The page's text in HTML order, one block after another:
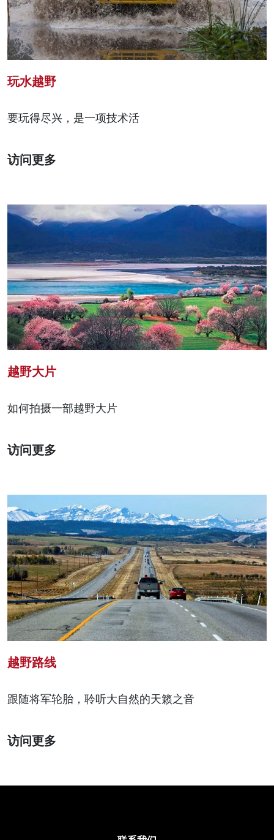
玩水越野
要玩得尽兴，是一项技术活
访问更多
越野大片
如何拍摄一部越野大片
访问更多
越野路线
跟随将军轮胎，聆听大自然的天籁之音
访问更多